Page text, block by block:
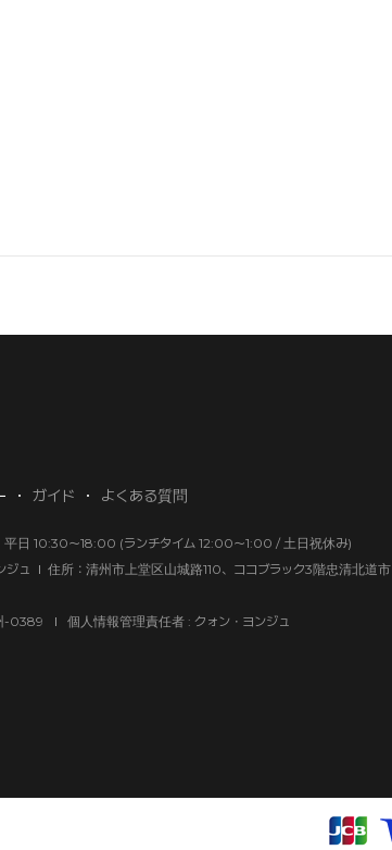
ガイド よくある質問
平日 10:30～18:00 (ランチタイム 12:00～1:00 / 土日祝休み)
ジュ 住所：清州市上堂区山城路110、ココブラック3階忠清北道市
-0389
個人情報管理責任者 : クォン・ヨンジュ